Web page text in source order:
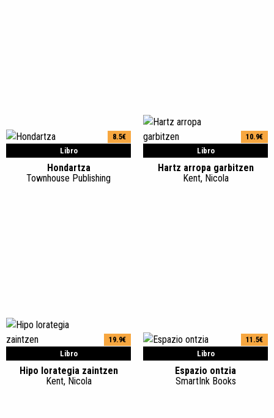
Libro
8.5€
Hondartza
Townhouse Publishing
Libro
10.9€
Hartz arropa garbitzen
Kent, Nicola
Libro
19.9€
Hipo lorategia zaintzen
Kent, Nicola
Libro
11.5€
Espazio ontzia
SmartInk Books